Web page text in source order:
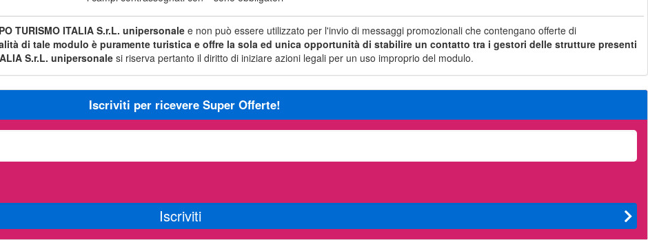
TURISMO ITALIA S.r.L. unipersonale e non può essere utilizzato per l'invio di messaggi promozionali che contengano offerte di
di tale modulo è puramente turistica e offre la sola ed unica opportunità di stabilire un contatto tra i gestori delle strutture presenti
S.r.L. unipersonale si riserva pertanto il diritto di iniziare azioni legali per un uso improprio del modulo.
Iscriviti per ricevere Super Offerte!
Iscriviti